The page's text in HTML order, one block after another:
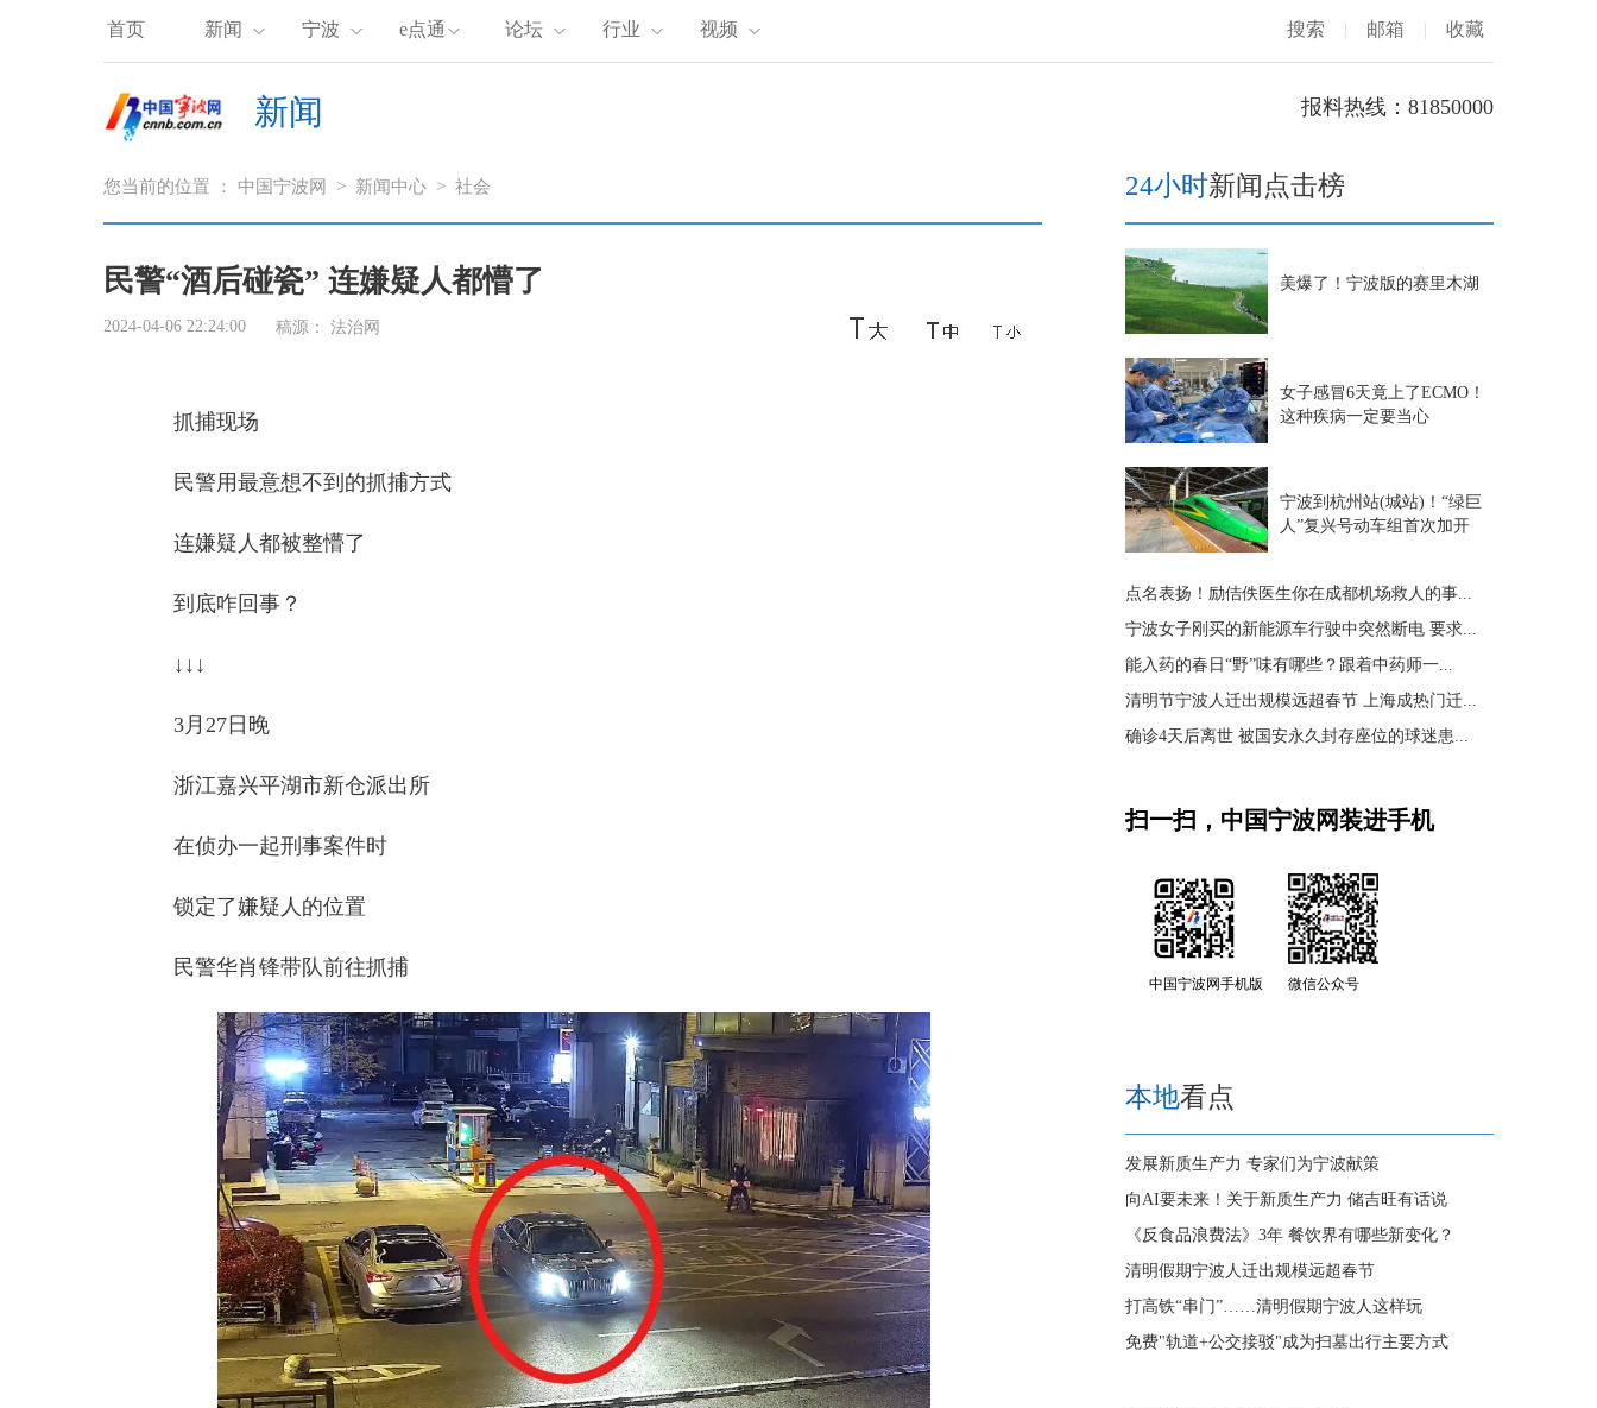
首页 新闻 宁波 e点通 论坛 行业 视频 搜索 | 邮箱 | 收藏
新闻 报料热线：81850000
您当前的位置 ： 中国宁波网 > 新闻中心 > 社会
民警“酒后碰瓷” 连嫌疑人都懵了
2024-04-06 22:24:00 稿源： 法治网
抓捕现场
民警用最意想不到的抓捕方式
连嫌疑人都被整懵了
到底咋回事？
↓↓↓
3月27日晚
浙江嘉兴平湖市新仓派出所
在侦办一起刑事案件时
锁定了嫌疑人的位置
民警华肖锋带队前往抓捕
24小时新闻点击榜
美爆了！宁波版的赛里木湖
女子感冒6天竟上了ECMO！
这种疾病一定要当心
宁波到杭州站(城站)！“绿巨
人”复兴号动车组首次加开
点名表扬！励佶佚医生你在成都机场救人的事...
宁波女子刚买的新能源车行驶中突然断电 要求...
能入药的春日“野”味有哪些？跟着中药师一...
清明节宁波人迁出规模远超春节 上海成热门迁...
确诊4天后离世 被国安永久封存座位的球迷患...
扫一扫，中国宁波网装进手机
中国宁波网手机版 微信公众号
本地看点
发展新质生产力 专家们为宁波献策
向AI要未来！关于新质生产力 储吉旺有话说
《反食品浪费法》3年 餐饮界有哪些新变化？
清明假期宁波人迁出规模远超春节
打高铁“串门”……清明假期宁波人这样玩
免费"轨道+公交接驳"成为扫墓出行主要方式